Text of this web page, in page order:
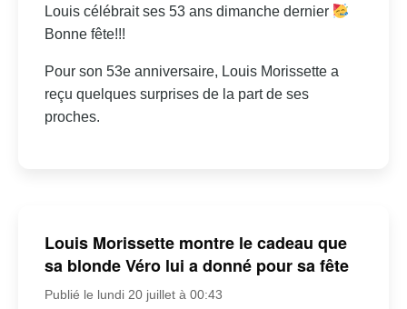
Louis célébrait ses 53 ans dimanche dernier
Bonne fête!!!
Pour son 53e anniversaire, Louis Morissette a
reçu quelques surprises de la part de ses
proches.
Louis Morissette montre le cadeau que
sa blonde Véro lui a donné pour sa fête
Publié le lundi 20 juillet à 00:43